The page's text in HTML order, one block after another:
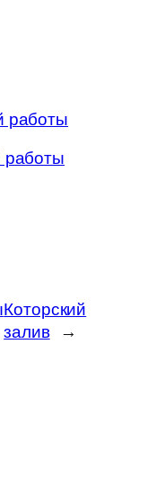
Которский
залив
→